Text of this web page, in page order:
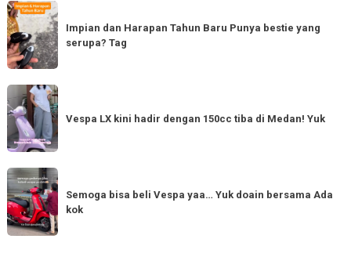
Impian
dan
Harapan
Tahun
Baru
Punya
bestie
yang
Tag
Impian dan Harapan Tahun Baru Punya bestie yang
serupa? Tag
Vespa
LX
kini
hadir
dengan
150cc
tiba
di
Vespa LX kini hadir dengan 150cc tiba di Medan! Yuk
Semoga
bisa
beli
Vespa
Semoga bisa beli Vespa yaa… Yuk doain bersama Ada
kok